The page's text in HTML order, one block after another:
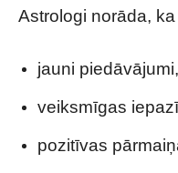
Astrologi norāda,
jauni piedāvājumi,
veiksmīgas
pozitīvas